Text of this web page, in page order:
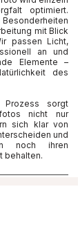
optimiert.
mit Blick
passen Licht,
an und
Elemente –
des
Prozess sorgt
nicht nur
sich klar von
und
noch ihren
behalten.